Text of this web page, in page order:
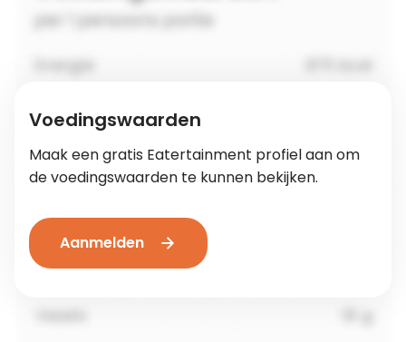
Voedingswaarden
Maak een gratis Eatertainment profiel aan om
de voedingswaarden te kunnen bekijken.
Aanmelden